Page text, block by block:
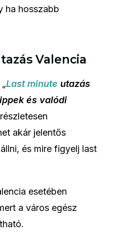
ha hosszabb
Valencia
Last minute utazás
és valódi
akár jelentős
és mire figyelj last
esetében
a város egész